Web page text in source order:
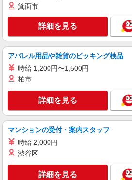
有）★ ゜・。○。・゜
紹介予定派遣
株式会社シエロ
携帯販売スタッフ【
時給1300円〜 ※残
+゜ 入社祝い金10万円支給(規
頂くと, インセンティブ支給(
い・週払い可能（規程
+゜・。○。・゜+゜
宮崎県宮崎市の商
キープ
紹介予定派遣
株式会社シエロ
携帯販売スタッフ【
時給1400円〜1450
残業代支給 ★交通費別
箕面市
詳細を見る
アパレル用品や雑貨のピッキング検品
時給 1,200円〜1,500円
柏市
詳細を見る
マンションの受付・案内スタッフ
時給 2,000円
渋谷区
詳細を見る